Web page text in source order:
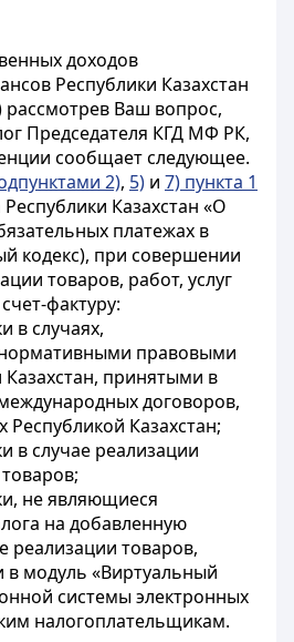
доходов
Республики Казахстан
Ваш вопрос,
Председателя КГД МФ РК,
сообщает следующее.
2), 5) и 7) пункта 1
Республики Казахстан «О
платежах в
кодекс), при совершении
товаров, работ, услуг
фактуру:
в случаях,
правовыми
принятыми в
договоров,
Казахстан;
в случае реализации
не являющиеся
на добавленную
реализации товаров,
в модуль «Виртуальный
системы электронных
налогоплательщикам.